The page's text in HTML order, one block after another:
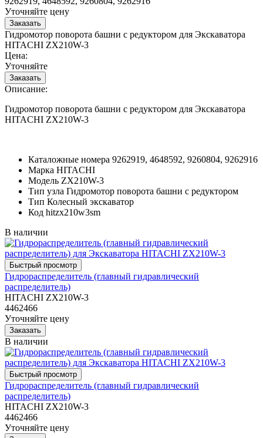
Уточняйте цену
Гидромотор поворота башни с редуктором для Экскаватора
HITACHI ZX210W-3
Цена:
Уточняйте
Описание:
Гидромотор поворота башни с редуктором для Экскаватора
HITACHI ZX210W-3
Каталожные номера 9262919, 4648592, 9260804, 9262916
Марка HITACHI
Модель ZX210W-3
Тип узла Гидромотор поворота башни с редуктором
Тип Колесный экскаватор
Код hitzx210w3sm
В наличии
Гидрораспределитель (главный гидравлический
распределитель)
HITACHI ZX210W-3
4462466
Уточняйте цену
В наличии
Гидрораспределитель (главный гидравлический
распределитель)
HITACHI ZX210W-3
4462466
Уточняйте цену